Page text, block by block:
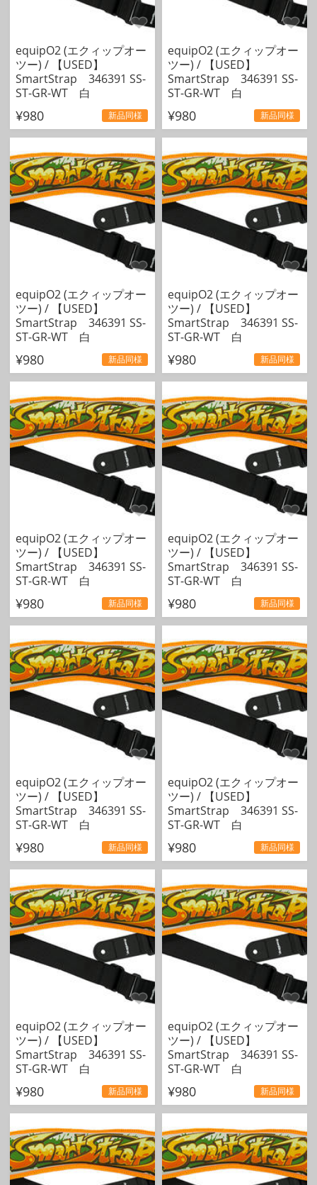
equipO2 (エクィップオー
ツー) / 【USED】
SmartStrap 346391 SS-
ST-GR-WT 白
¥980 新品同様
equipO2 (エクィップオー
ツー) / 【USED】
SmartStrap 346391 SS-
ST-GR-WT 白
¥980 新品同様
equipO2 (エクィップオー
ツー) / 【USED】
SmartStrap 346391 SS-
ST-GR-WT 白
¥980 新品同様
equipO2 (エクィップオー
ツー) / 【USED】
SmartStrap 346391 SS-
ST-GR-WT 白
¥980 新品同様
equipO2 (エクィップオー
ツー) / 【USED】
SmartStrap 346391 SS-
ST-GR-WT 白
¥980 新品同様
equipO2 (エクィップオー
ツー) / 【USED】
SmartStrap 346391 SS-
ST-GR-WT 白
¥980 新品同様
equipO2 (エクィップオー
ツー) / 【USED】
SmartStrap 346391 SS-
ST-GR-WT 白
¥980 新品同様
equipO2 (エクィップオー
ツー) / 【USED】
SmartStrap 346391 SS-
ST-GR-WT 白
¥980 新品同様
equipO2 (エクィップオー
ツー) / 【USED】
SmartStrap 346391 SS-
ST-GR-WT 白
¥980 新品同様
equipO2 (エクィップオー
ツー) / 【USED】
SmartStrap 346391 SS-
ST-GR-WT 白
¥980 新品同様